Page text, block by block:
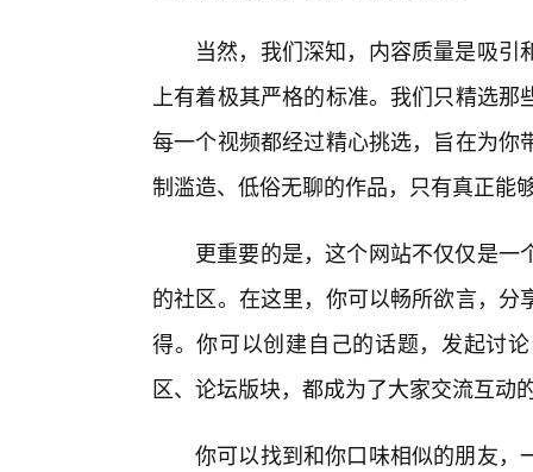
当然，我们深知，内容质量是吸
上有着极其严格的标准。我们只精选
每一个视频都经过精心挑选，旨在为
制滥造、低俗无聊的作品，只有真正能
更重要的是，这个网站不仅仅是
的社区。在这里，你可以畅所欲言，
得。你可以创建自己的话题，发起讨
区、论坛版块，都成为了大家交流互动
你可以找到和你口味相似的朋友，